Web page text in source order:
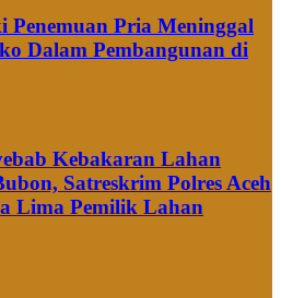
Penemuan Pria Meninggal
Dalam Pembangunan di
Kebakaran Lahan
Satreskrim Polres Aceh
Lima Pemilik Lahan